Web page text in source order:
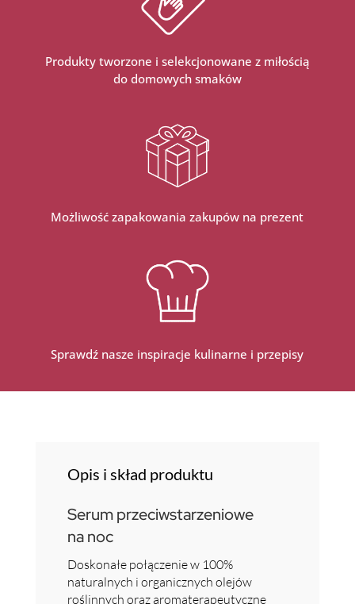
Produkty tworzone i selekcjonowane z miłością
do domowych smaków
Możliwość zapakowania zakupów na prezent
Sprawdź nasze inspiracje kulinarne i przepisy
Opis i skład produktu
Serum przeciwstarzeniowe
na noc
Doskonałe połączenie w 100%
naturalnych i organicznych olejów
roślinnych oraz aromaterapeutyczne